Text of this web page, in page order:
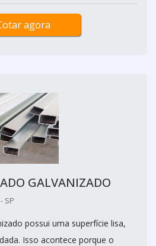
agora
GALVANIZADO
SP
possui uma superfície lisa,
Isso acontece porque o